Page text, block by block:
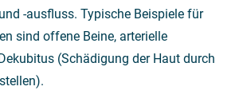
-­ausfluss. Typische Beispiele für
sind offene Beine, arterielle
(Schädigung der Haut durch